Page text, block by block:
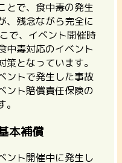
とで、食中毒の発生
、残念ながら完全に
で、 イベント開催時
中毒対応のイベント
策となっています。
ントで発生した事故
ント賠償責任保険の
本補償
ント開催中に発生し